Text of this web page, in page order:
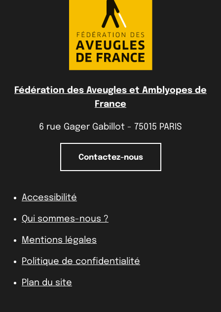
Fédération des Aveugles et Amblyopes de
France
6 rue Gager Gabillot - 75015 PARIS
Contactez-nous
Accessibilité
Qui sommes-nous ?
Mentions légales
Politique de confidentialité
Plan du site